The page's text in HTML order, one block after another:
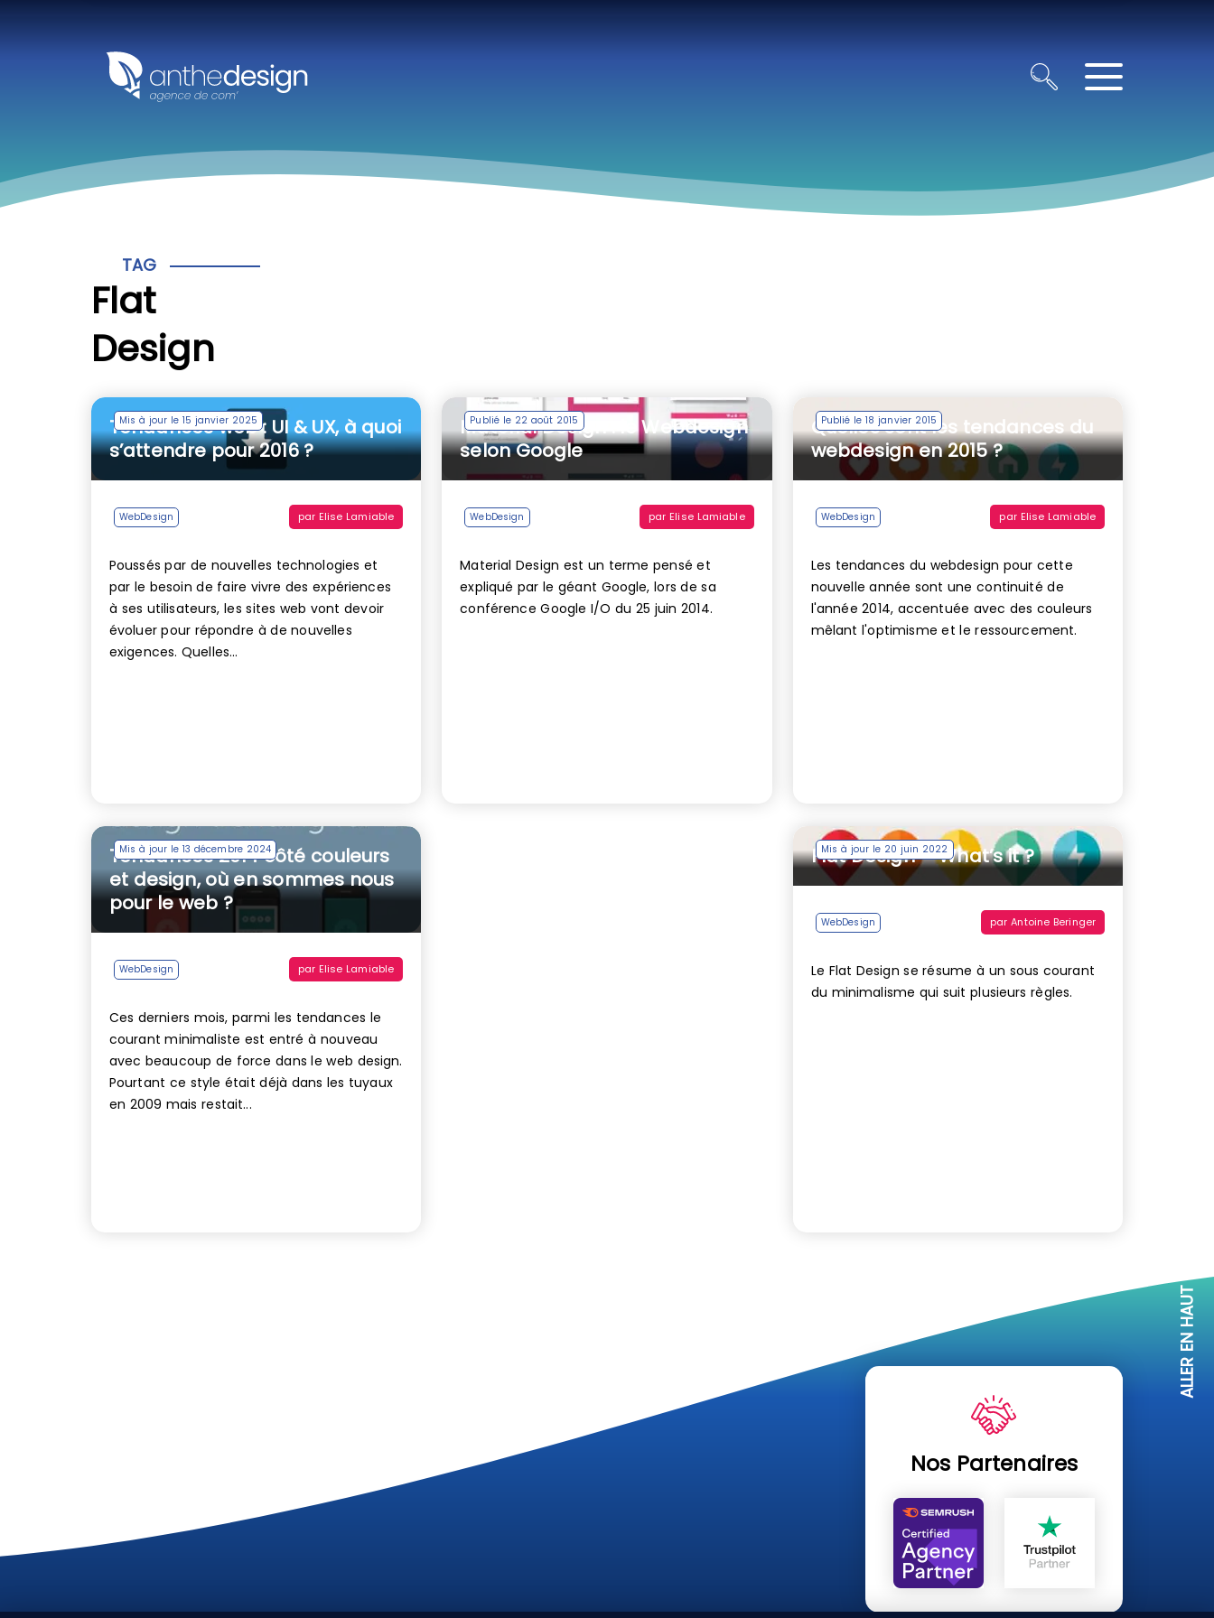
TAG
Flat
Design
Mis à jour le 15 janvier 2025
Tendances web : UI & UX, à quoi
s’attendre pour 2016 ?
WebDesign par Elise Lamiable
Poussés par de nouvelles technologies et
par le besoin de faire vivre des expériences
à ses utilisateurs, les sites web vont devoir
évoluer pour répondre à de nouvelles
exigences. Quelles...
Publié le 22 août 2015
Material Design : le Webdesign
selon Google
WebDesign par Elise Lamiable
Material Design est un terme pensé et
expliqué par le géant Google, lors de sa
conférence Google I/O du 25 juin 2014.
Publié le 18 janvier 2015
Quelles sont les tendances du
webdesign en 2015 ?
WebDesign par Elise Lamiable
Les tendances du webdesign pour cette
nouvelle année sont une continuité de
l'année 2014, accentuée avec des couleurs
mêlant l'optimisme et le ressourcement.
Mis à jour le 13 décembre 2024
Tendances 2014 côté couleurs
et design, où en sommes nous
pour le web ?
WebDesign par Elise Lamiable
Ces derniers mois, parmi les tendances le
courant minimaliste est entré à nouveau
avec beaucoup de force dans le web design.
Pourtant ce style était déjà dans les tuyaux
en 2009 mais restait...
Mis à jour le 20 juin 2022
Flat Design – What’s it ?
WebDesign parAntoine Beringer
Le Flat Design se résume à un sous courant
du minimalisme qui suit plusieurs règles.
ALLER EN HAUT
Nos Partenaires